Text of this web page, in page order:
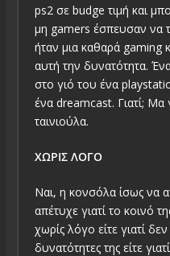
ps2 σε budge τιμή και
μη gamers έσπευσαν να
ήταν μια καθαρά gaming
αυτή την δυνατότητα.
στο γιό του ένα
ένα dreamcast. Γιατί; Μα
ταινιούλα.
ΧΩΡΙΣ ΛΟΓΟ
Ναι, η κονσόλα ίσως να
απέτυχε γιατί το κοινό
χωρίς λόγο είτε γιατί δεν
δυνατότητες της είτε